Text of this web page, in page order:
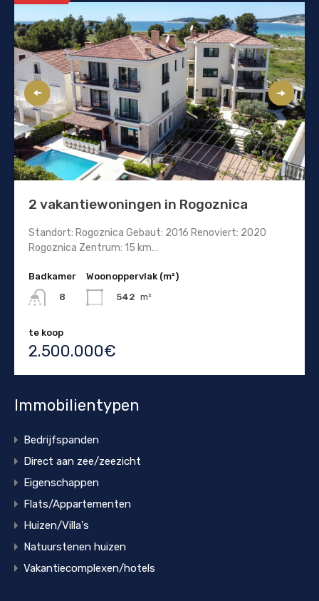
2 vakantiewoningen in Rogoznica
Standort: Rogoznica Gebaut: 2016 Renoviert: 2020
Rogoznica Zentrum: 15 km…
Badkamer
8
Woonoppervlak (m²)
542 m²
te koop
2.500.000€
Immobilientypen
Bedrijfspanden
Direct aan zee/zeezicht
Eigenschappen
Flats/Appartementen
Huizen/Villa's
Natuurstenen huizen
Vakantiecomplexen/hotels